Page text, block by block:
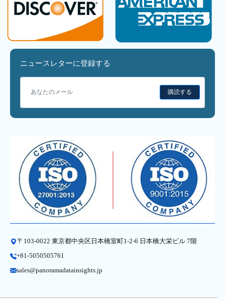
ニュースレターに登録する
購読する
〒103-0022 東京都中央区日本橋室町1-2-6 日本橋大栄ビル 7階
+81-5050505761
sales@panoramadatainsights.jp